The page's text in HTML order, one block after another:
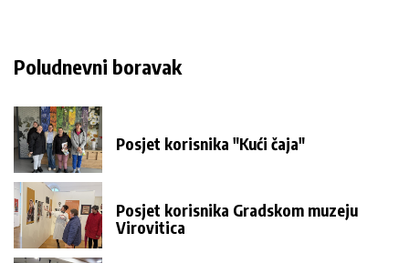
Poludnevni boravak
Posjet korisnika "Kući čaja"
Posjet korisnika Gradskom muzeju
Virovitica